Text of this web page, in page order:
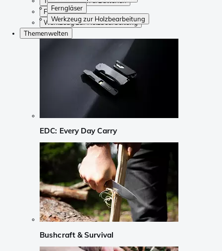
Ferngläser
Werkzeug zur Holzbearbeitung
Ferngläser
Werkzeug zur Holzbearbeitung
Themenwelten
EDC: Every Day Carry
Bushcraft & Survival